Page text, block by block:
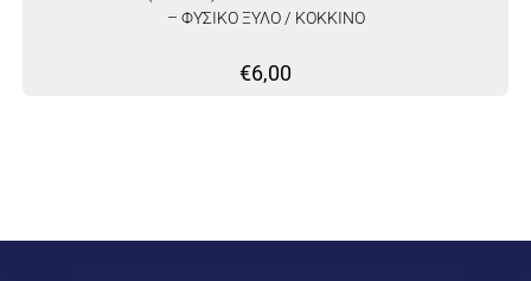
– ΦΥΣΙΚΟ ΞΥΛΟ / ΚΟΚΚΙΝΟ
€6,00